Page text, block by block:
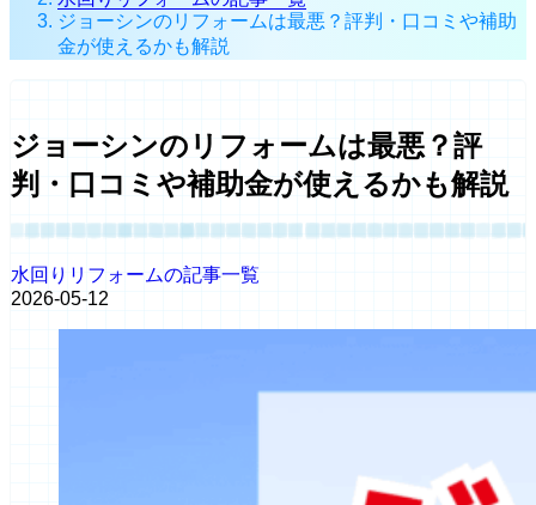
ジョーシンのリフォームは最悪？評判・口コミや補助
金が使えるかも解説
ジョーシンのリフォームは最悪？評
判・口コミや補助金が使えるかも解説
水回りリフォームの記事一覧
2026-05-12